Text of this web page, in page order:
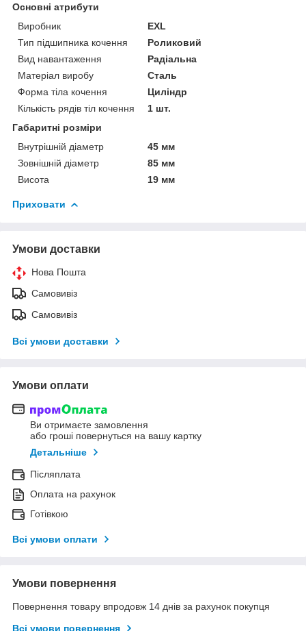
Основні атрибути
Виробник
EXL
Тип підшипника кочення
Роликовий
Вид навантаження
Радіальна
Матеріал виробу
Сталь
Форма тіла кочення
Циліндр
Кількість рядів тіл кочення
1 шт.
Габаритні розміри
Внутрішній діаметр
45 мм
Зовнішній діаметр
85 мм
Висота
19 мм
Приховати
Умови доставки
Нова Пошта
Самовивіз
Самовивіз
Всі умови доставки
Умови оплати
Ви отримаєте замовлення
або гроші повернуться на вашу картку
Детальніше
Післяплата
Оплата на рахунок
Готівкою
Всі умови оплати
Умови повернення
Повернення товару впродовж 14 днів за рахунок покупця
Всі умови повернення